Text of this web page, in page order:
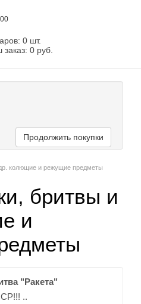
0 шт.
заказ: 0 руб.
Продолжить покупки
колющие и режущие предметы
бритвы и
и
"Ракета"
..